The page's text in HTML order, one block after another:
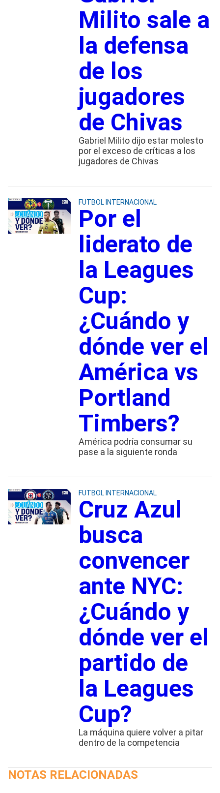
Milito sale a
la defensa
de los
jugadores
de Chivas
Gabriel Milito dijo estar molesto
por el exceso de críticas a los
jugadores de Chivas
FUTBOL INTERNACIONAL
Por el
liderato de
la Leagues
Cup:
¿Cuándo y
dónde ver el
América vs
Portland
Timbers?
América podría consumar su
pase a la siguiente ronda
FUTBOL INTERNACIONAL
Cruz Azul
busca
convencer
ante NYC:
¿Cuándo y
dónde ver el
partido de
la Leagues
Cup?
La máquina quiere volver a pitar
dentro de la competencia
NOTAS RELACIONADAS